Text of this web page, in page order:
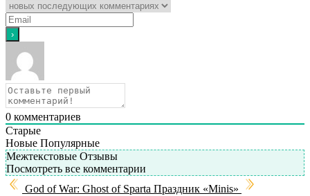
0 комментариев
Старые
Новые Популярные
Межтекстовые Отзывы
Посмотреть все комментарии
God of War: Ghost of Sparta Праздник «Minis»